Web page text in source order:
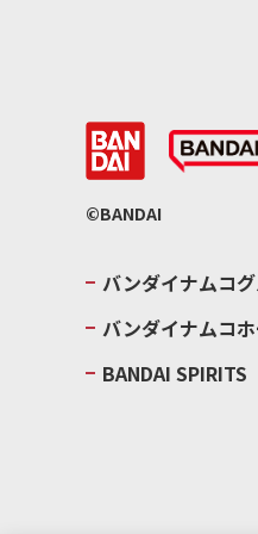
©BANDAI
バンダイナムコ
バンダイナムコ
BANDAI SPIRITS